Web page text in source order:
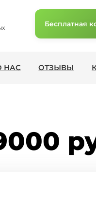
Бесплатная
НАС ОТЗЫВЫ